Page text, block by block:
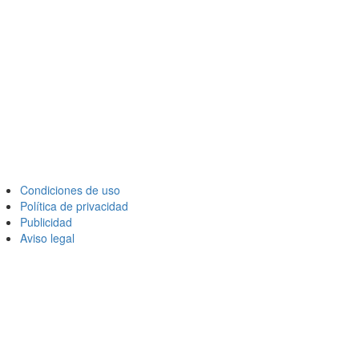
Condiciones de uso
Política de privacidad
Publicidad
Aviso legal